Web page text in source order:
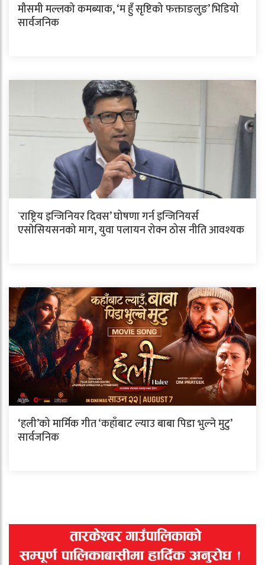
मौसमी मल्लको कमब्याक, ‘म हुँ सृष्टिको फक्ताङलुङ’ भिडियो
सार्वजनिक
`राष्ट्रिय इन्जिनियर दिवस’ घोषणा गर्न इन्जिनियर्स
एसाेसियसनको माग, युवा पलायन रोक्न ठोस नीति आवश्यक
‘हली’को मार्मिक गीत ‘कहाँबाट ल्याउ बाबा पिडा भुल्ने मुटु’
सार्वजनिक